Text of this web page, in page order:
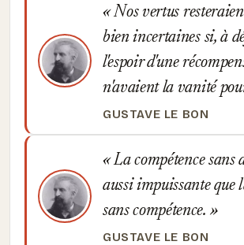
Nos vertus
bien incertaines si, à
l'espoir d'une
n'avaient la vanité
GUSTAVE LE BON
La compétence sans
aussi impuissante que
sans compétence.
GUSTAVE LE BON